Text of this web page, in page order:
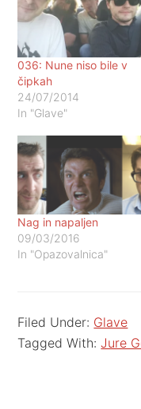
036: Nune niso bile v
čipkah
24/07/2014
In "Glave"
Nag in napaljen
09/03/2016
In "Opazovalnica"
Filed Under: Glave
Tagged With:Jure